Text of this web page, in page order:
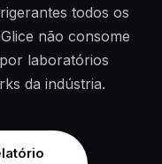
todos os
não consome
laboratórios
da indústria.